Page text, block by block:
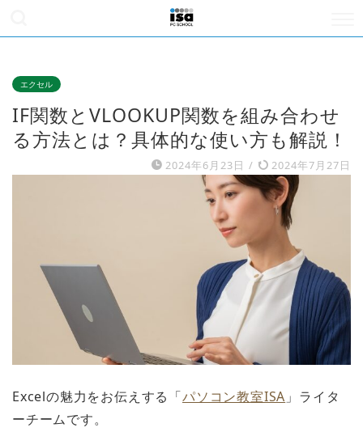
エクセル
IF関数とVLOOKUP関数を組み合わせ
る方法とは？具体的な使い方も解説！
2024年6月23日 / 2024年7月27日
Excelの魅力をお伝えする「パソコン教室ISA 」ライタ
ーチームです。